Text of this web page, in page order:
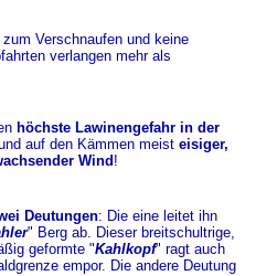
Verschnaufen und keine
verlangen mehr als
höchste Lawinengefahr in der
auf den Kämmen meist eisiger,
Wind !
Deutungen: Die eine leitet ihn
" Berg ab. Dieser breitschultrige,
geformte "Kahlkopf" ragt auch
empor. Die andere Deutung